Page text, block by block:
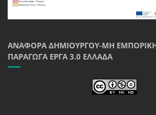
ΑΝΑΦΟΡΆ ΔΗΜΙΟΥΡΓΟΎ-ΜΗ
ΠΑΡΆΓΩΓΑ ΈΡΓΑ 3.0 ΕΛΛΆΔΑ